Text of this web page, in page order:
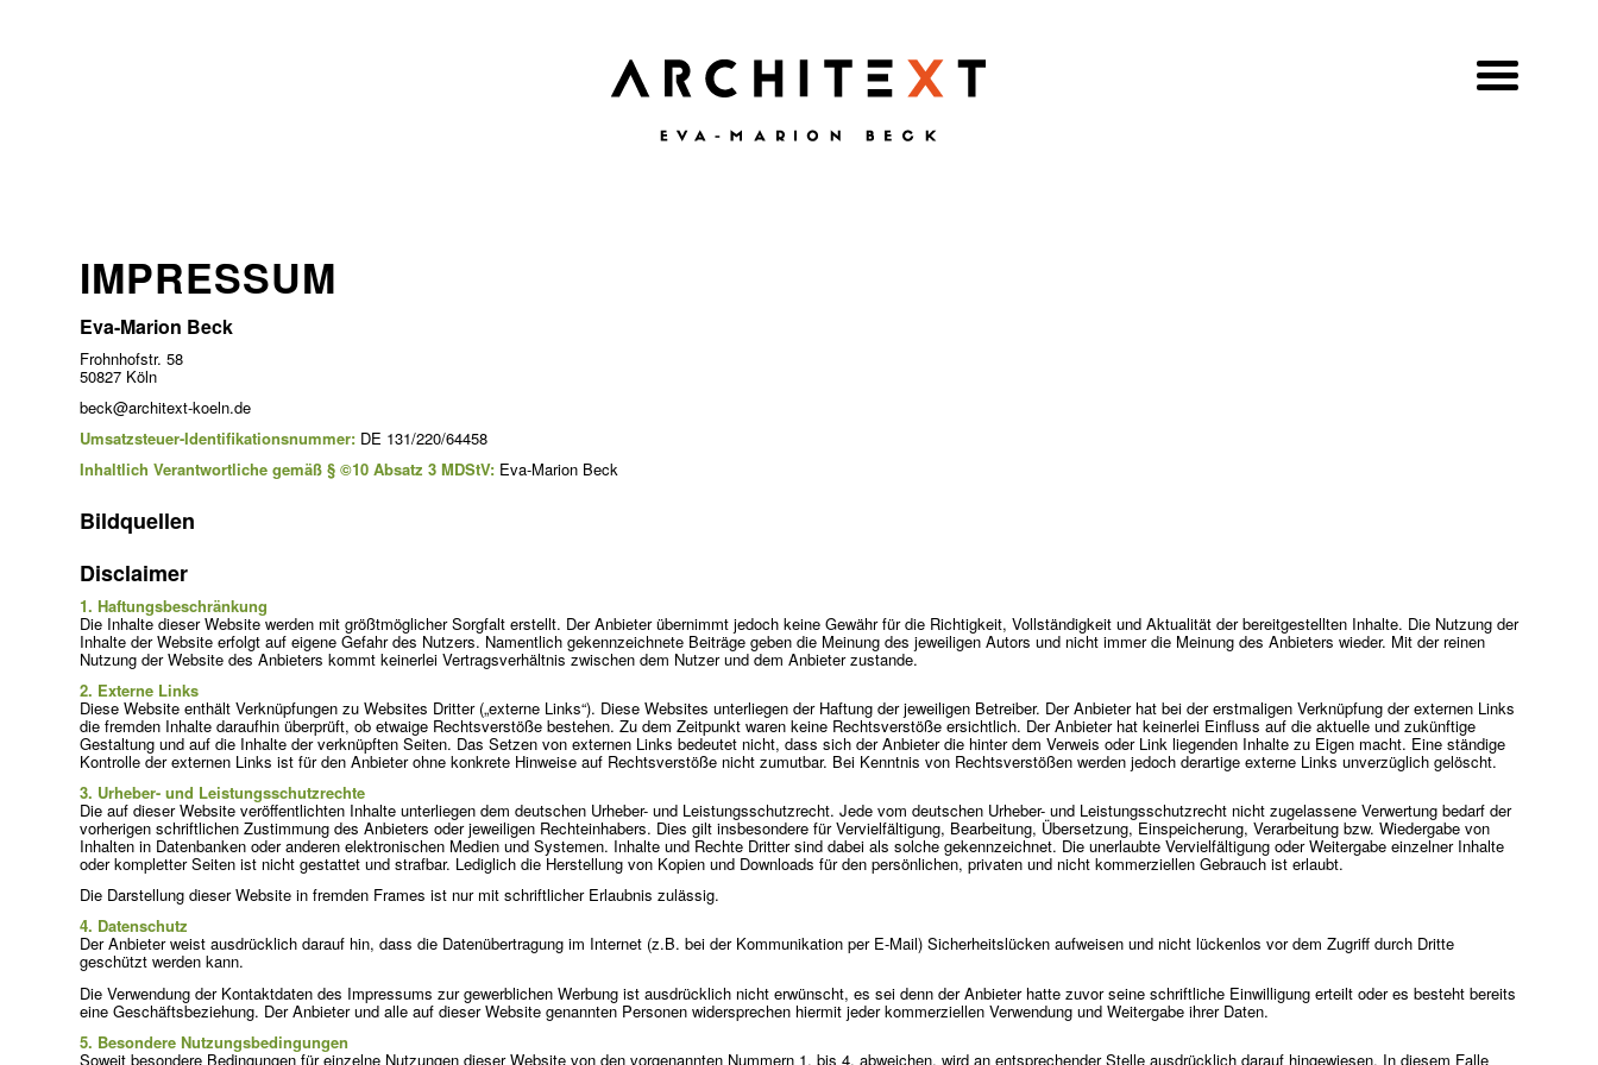
IMPRESSUM
Eva-Marion Beck
Frohnhofstr. 58
50827 Köln
beck@architext-koeln.de
Umsatzsteuer-Identifikationsnummer: DE 131/220/64458
Inhaltlich Verantwortliche gemäß § ©10 Absatz 3 MDStV: Eva-Marion Beck
Bildquellen
Disclaimer
1. Haftungsbeschränkung
Die Inhalte dieser Website werden mit größtmöglicher Sorgfalt erstellt. Der Anbieter übernimmt jedoch keine Gewähr für die Richtigkeit, Vollständigkeit und Aktualität der bereitgestellten Inhalte. Die Nutzung der
Inhalte der Website erfolgt auf eigene Gefahr des Nutzers. Namentlich gekennzeichnete Beiträge geben die Meinung des jeweiligen Autors und nicht immer die Meinung des Anbieters wieder. Mit der reinen
Nutzung der Website des Anbieters kommt keinerlei Vertragsverhältnis zwischen dem Nutzer und dem Anbieter zustande.
2. Externe Links
Diese Website enthält Verknüpfungen zu Websites Dritter („externe Links“). Diese Websites unterliegen der Haftung der jeweiligen Betreiber. Der Anbieter hat bei der erstmaligen Verknüpfung der externen Links
die fremden Inhalte daraufhin überprüft, ob etwaige Rechtsverstöße bestehen. Zu dem Zeitpunkt waren keine Rechtsverstöße ersichtlich. Der Anbieter hat keinerlei Einfluss auf die aktuelle und zukünftige
Gestaltung und auf die Inhalte der verknüpften Seiten. Das Setzen von externen Links bedeutet nicht, dass sich der Anbieter die hinter dem Verweis oder Link liegenden Inhalte zu Eigen macht. Eine ständige
Kontrolle der externen Links ist für den Anbieter ohne konkrete Hinweise auf Rechtsverstöße nicht zumutbar. Bei Kenntnis von Rechtsverstößen werden jedoch derartige externe Links unverzüglich gelöscht.
3. Urheber- und Leistungsschutzrechte
Die auf dieser Website veröffentlichten Inhalte unterliegen dem deutschen Urheber- und Leistungsschutzrecht. Jede vom deutschen Urheber- und Leistungsschutzrecht nicht zugelassene Verwertung bedarf der
vorherigen schriftlichen Zustimmung des Anbieters oder jeweiligen Rechteinhabers. Dies gilt insbesondere für Vervielfältigung, Bearbeitung, Übersetzung, Einspeicherung, Verarbeitung bzw. Wiedergabe von
Inhalten in Datenbanken oder anderen elektronischen Medien und Systemen. Inhalte und Rechte Dritter sind dabei als solche gekennzeichnet. Die unerlaubte Vervielfältigung oder Weitergabe einzelner Inhalte
oder kompletter Seiten ist nicht gestattet und strafbar. Lediglich die Herstellung von Kopien und Downloads für den persönlichen, privaten und nicht kommerziellen Gebrauch ist erlaubt.
Die Darstellung dieser Website in fremden Frames ist nur mit schriftlicher Erlaubnis zulässig.
4. Datenschutz
Der Anbieter weist ausdrücklich darauf hin, dass die Datenübertragung im Internet (z.B. bei der Kommunikation per E-Mail) Sicherheitslücken aufweisen und nicht lückenlos vor dem Zugriff durch Dritte
geschützt werden kann.
Die Verwendung der Kontaktdaten des Impressums zur gewerblichen Werbung ist ausdrücklich nicht erwünscht, es sei denn der Anbieter hatte zuvor seine schriftliche Einwilligung erteilt oder es besteht bereits
eine Geschäftsbeziehung. Der Anbieter und alle auf dieser Website genannten Personen widersprechen hiermit jeder kommerziellen Verwendung und Weitergabe ihrer Daten.
5. Besondere Nutzungsbedingungen
Soweit besondere Bedingungen für einzelne Nutzungen dieser Website von den vorgenannten Nummern 1. bis 4. abweichen, wird an entsprechender Stelle ausdrücklich darauf hingewiesen. In diesem Falle